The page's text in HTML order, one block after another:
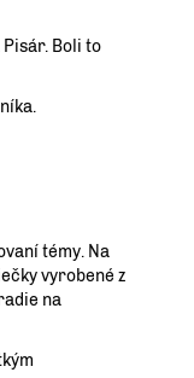
Pisár. Boli to
témy. Na
vyrobené z
na